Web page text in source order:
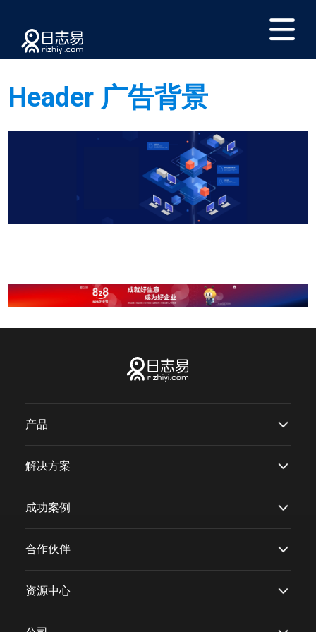
Header 广告背景
产品
解决方案
成功案例
合作伙伴
资源中心